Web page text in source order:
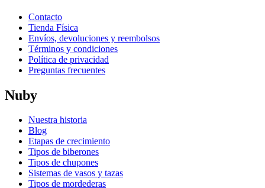
Contacto
Tienda Física
Envíos, devoluciones y reembolsos
Términos y condiciones
Política de privacidad
Preguntas frecuentes
Nuby
Nuestra historia
Blog
Etapas de crecimiento
Tipos de biberones
Tipos de chupones
Sistemas de vasos y tazas
Tipos de mordederas